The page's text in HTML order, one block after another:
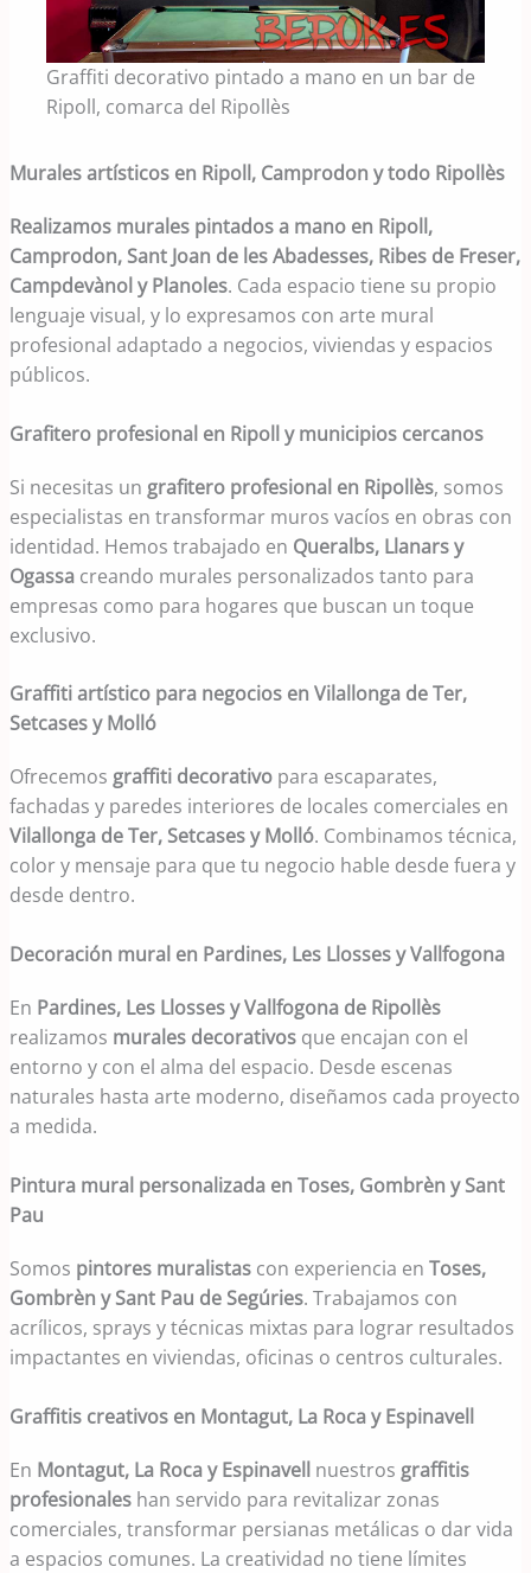
Graffiti decorativo pintado a mano en un bar de
Ripoll, comarca del Ripollès
Murales artísticos en Ripoll, Camprodon y todo Ripollès
Realizamos murales pintados a mano en Ripoll,
Camprodon, Sant Joan de les Abadesses, Ribes de Freser,
Campdevànol y Planoles. Cada espacio tiene su propio
lenguaje visual, y lo expresamos con arte mural
profesional adaptado a negocios, viviendas y espacios
públicos.
Grafitero profesional en Ripoll y municipios cercanos
Si necesitas un grafitero profesional en Ripollès, somos
especialistas en transformar muros vacíos en obras con
identidad. Hemos trabajado en Queralbs, Llanars y
Ogassa creando murales personalizados tanto para
empresas como para hogares que buscan un toque
exclusivo.
Graffiti artístico para negocios en Vilallonga de Ter,
Setcases y Molló
Ofrecemosgraffiti decorativo para escaparates,
fachadas y paredes interiores de locales comerciales en
Vilallonga de Ter, Setcases y Molló. Combinamos técnica,
color y mensaje para que tu negocio hable desde fuera y
desde dentro.
Decoración mural en Pardines, Les Llosses y Vallfogona
En Pardines, Les Llosses y Vallfogona de Ripollès
realizamos murales decorativos que encajan con el
entorno y con el alma del espacio. Desde escenas
naturales hasta arte moderno, diseñamos cada proyecto
a medida.
Pintura mural personalizada en Toses, Gombrèn y Sant
Pau
Somos pintores muralistas con experiencia enToses,
Gombrèn y Sant Pau de Segúries. Trabajamos con
acrílicos, sprays y técnicas mixtas para lograr resultados
impactantes en viviendas, oficinas o centros culturales.
Graffitis creativos en Montagut, La Roca y Espinavell
En Montagut, La Roca y Espinavell nuestros graffitis
profesionales han servido para revitalizar zonas
comerciales, transformar persianas metálicas o dar vida
a espacios comunes. La creatividad no tiene límites